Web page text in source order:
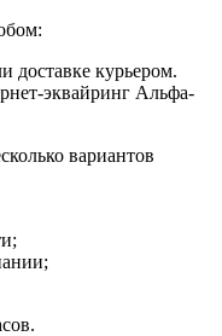
доставке курьером.
эквайринг Альфа-
вариантов